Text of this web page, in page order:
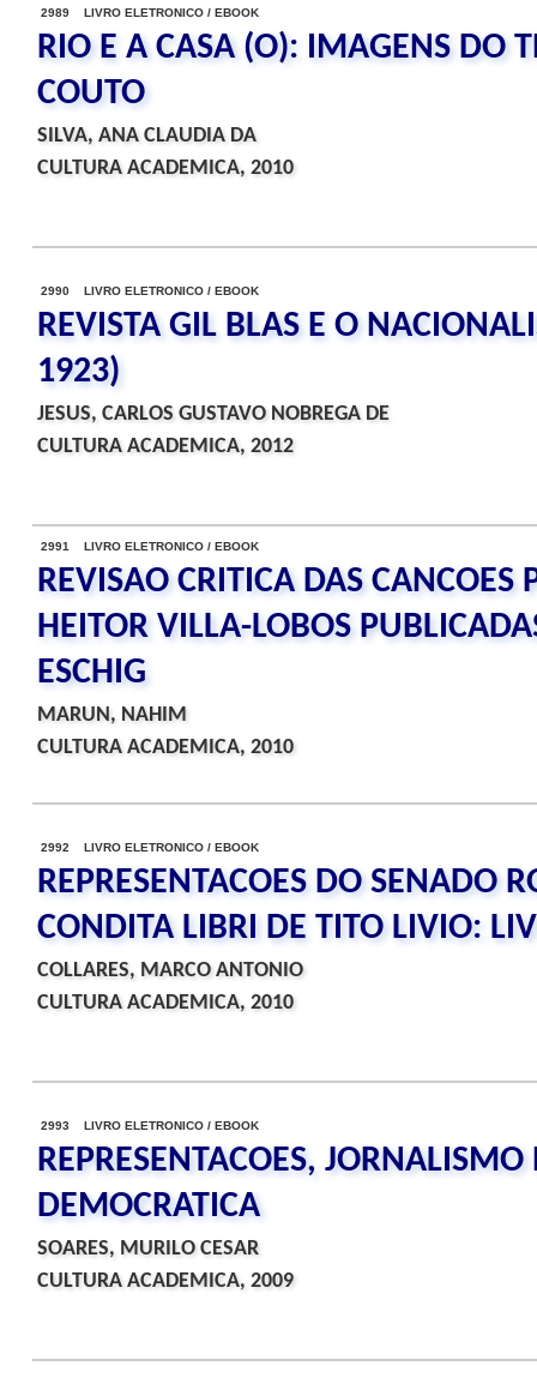
2989 LIVRO ELETRONICO / EBOOK
RIO E A CASA (O): IMAGENS DO
COUTO
SILVA, ANA CLAUDIA DA
CULTURA ACADEMICA, 2010
2990 LIVRO ELETRONICO / EBOOK
REVISTA GIL BLAS E O
1923)
JESUS, CARLOS GUSTAVO NOBREGA DE
CULTURA ACADEMICA, 2012
2991 LIVRO ELETRONICO / EBOOK
REVISAO CRITICA DAS CANCOES
HEITOR VILLA-LOBOS
ESCHIG
MARUN, NAHIM
CULTURA ACADEMICA, 2010
2992 LIVRO ELETRONICO / EBOOK
REPRESENTACOES DO SENADO
CONDITA LIBRI DE TITO LIVIO:
COLLARES, MARCO ANTONIO
CULTURA ACADEMICA, 2010
2993 LIVRO ELETRONICO / EBOOK
REPRESENTACOES,
DEMOCRATICA
SOARES, MURILO CESAR
CULTURA ACADEMICA, 2009